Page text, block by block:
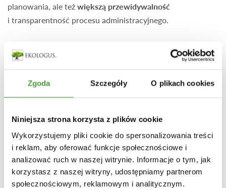
Zgoda Szczegóły O plikach cookies
Niniejsza strona korzysta z plików cookie
Wykorzystujemy pliki cookie do spersonalizowania treści
i reklam, aby oferować funkcje społecznościowe i
analizować ruch w naszej witrynie. Informacje o tym, jak
korzystasz z naszej witryny, udostępniamy partnerom
społecznościowym, reklamowym i analitycznym.
planowania, ale teżwiększą przewidywalność
i transparentność procesu administracyjnego.
Potrzebujesz wsparcia
w procedurach środowiskowych?
Nie wiesz, od czego zacząć przygotowanie dokumentacji
decyzji środowiskowej? Zespół Ekologus Sp. z o.o od lat
wspiera przedsiębiorców w skutecznym prowadzeniu
procedur środowiskowych – od Karty Informacyjnej
Przedsięwzięcia po decyzję o środowiskowych
uwarunkowaniach.